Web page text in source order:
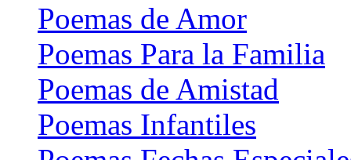
Poemas de Amor
Poemas Para la Familia
Poemas de Amistad
Poemas Infantiles